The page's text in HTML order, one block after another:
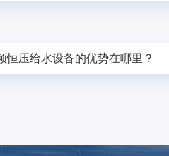
恒压给水设备的优势在哪里？